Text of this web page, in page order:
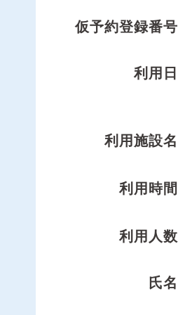
仮予約登録番号
利用日
利用施設名
利用時間
利用人数
氏名